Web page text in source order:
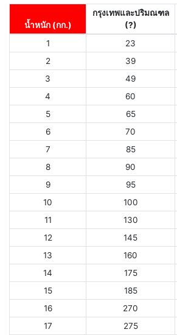
น้ำหนัก (กก.)
กรุงเทพและปริมณฑล
(?)
1
23
2
39
3
49
4
60
5
65
6
70
7
85
8
90
9
95
10
100
11
130
12
145
13
160
14
175
15
185
16
270
17
275